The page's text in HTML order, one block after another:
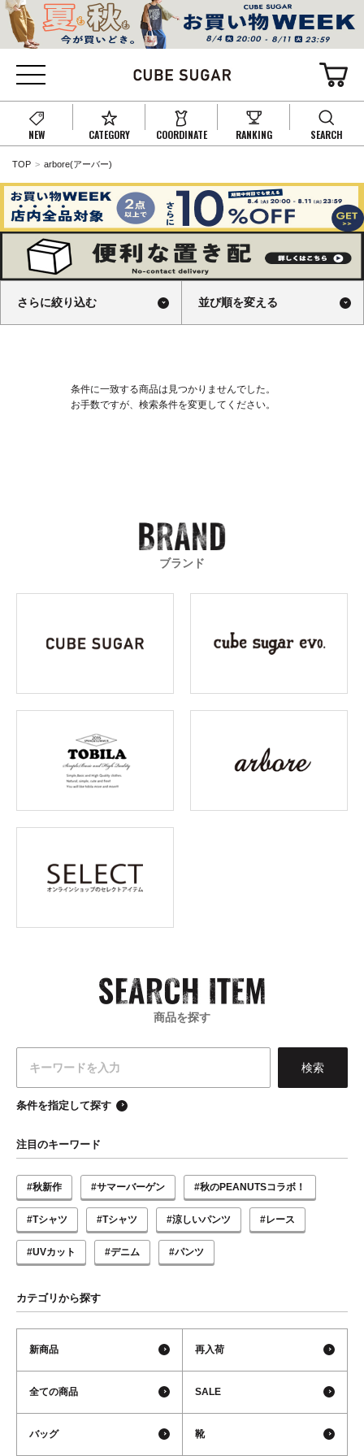
NEW CATEGORY COORDINATE RANKING SEARCH
TOP arbore(アーバー)
さらに絞り込む 並び順を変える
条件に一致する商品は見つかりませんでした。
お手数ですが、検索条件を変更してください。
ブランド
商品を探す
条件を指定して探す
注目のキーワード
#秋新作 #サマーバーゲン #秋のPEANUTSコラボ！
#Tシャツ #Tシャツ #涼しいパンツ #レース
#UVカット #デニム #パンツ
カテゴリから探す
新商品 再入荷
全ての商品 SALE
バッグ 靴